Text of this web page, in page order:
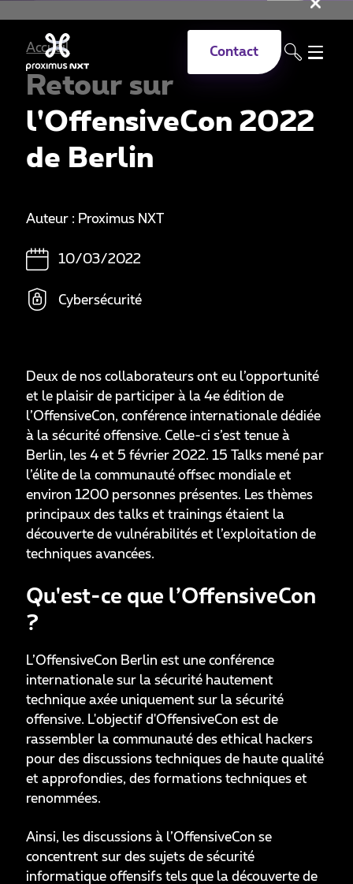
Contact
Accueil
Retour sur
l'OffensiveCon 2022
de Berlin
Auteur : Proximus NXT
10/03/2022
Cybersécurité
Deux de nos collaborateurs ont eu l’opportunité
et le plaisir de participer à la 4e édition de
l’OffensiveCon, conférence internationale dédiée
à la sécurité offensive. Celle-ci s’est tenue à
Berlin, les 4 et 5 février 2022. 15 Talks mené par
l’élite de la communauté offsec mondiale et
environ 1200 personnes présentes. Les thèmes
principaux des talks et trainings étaient la
découverte de vulnérabilités et l’exploitation de
techniques avancées.
Qu'est-ce que l’OffensiveCon
?
L’OffensiveCon Berlin est une conférence
internationale sur la sécurité hautement
technique axée uniquement sur la sécurité
offensive. L'objectif d'OffensiveCon est de
rassembler la communauté des ethical hackers
pour des discussions techniques de haute qualité
et approfondies, des formations techniques et
renommées.
Ainsi, les discussions à l’OffensiveCon se
concentrent sur des sujets de sécurité
informatique offensifs tels que la découverte de